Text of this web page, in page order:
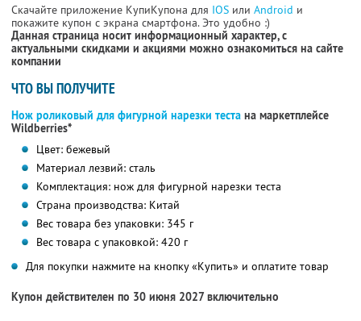
Скачайте приложение КупиКупона для IOS или Android и
покажите купон с экрана смартфона. Это удобно :)
Данная страница носит информационный характер, с
актуальными скидками и акциями можно ознакомиться на сайте
компании
ЧТО ВЫ ПОЛУЧИТЕ
Нож роликовый для фигурной нарезки теста на маркетплейсе
Wildberries*
Цвет: бежевый
Материал лезвий: сталь
Комплектация: нож для фигурной нарезки теста
Страна производства: Китай
Вес товара без упаковки: 345 г
Вес товара с упаковкой: 420 г
Для покупки нажмите на кнопку «Купить» и оплатите товар
Купон действителен по 30 июня 2027 включительно